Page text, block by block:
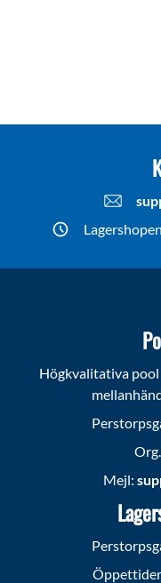
Högkvalitativa pool
Mejl: